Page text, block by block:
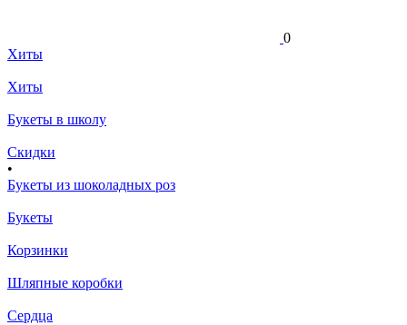
0
Хиты
Хиты
Букеты в школу
Скидки
•
Букеты из шоколадных роз
Букеты
Корзинки
Шляпные коробки
Сердца